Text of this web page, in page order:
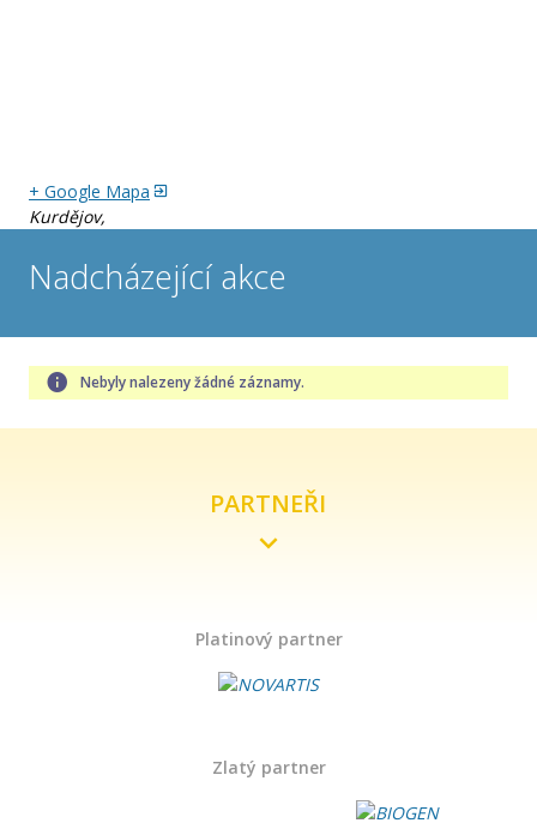
+ Google Mapa
Kurdějov,
Nadcházející akce
Nebyly nalezeny žádné záznamy.
PARTNEŘI
Platinový partner
Zlatý partner